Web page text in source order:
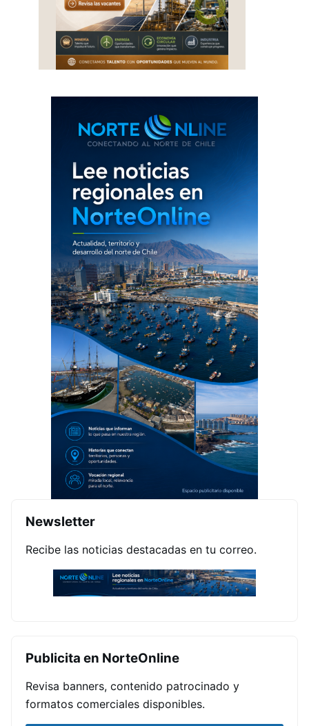
Newsletter
Recibe las noticias destacadas en tu correo.
Publicita en NorteOnline
Revisa banners, contenido patrocinado y
formatos comerciales disponibles.